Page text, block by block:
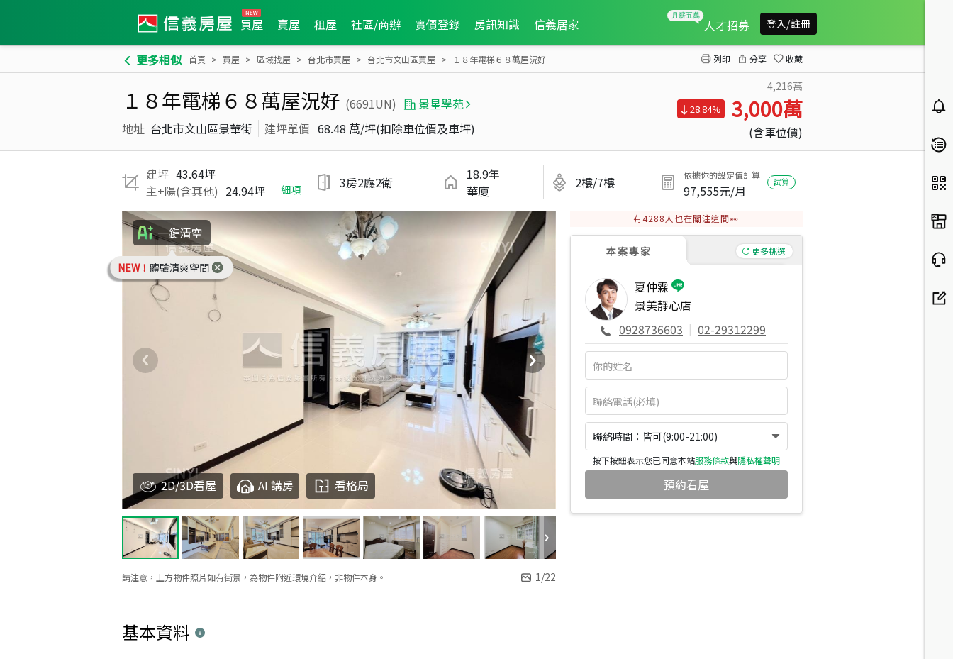
買屋 賣屋 租屋 社區/商辦 實價登錄 房訊知識 信義居家 人才招募 登入/註冊
更多相似 首頁 買屋 區域找屋 台北市買屋 台北市文山區買屋 １８年電梯６８萬屋況好 列印 分享 收藏
１８年電梯６８萬屋況好 (6691UN)
景星學苑
地址 台北市文山區景華街 建坪單價 68.48 萬/坪(扣除車位價及車坪)
4,216萬
28.84% 3,000萬
(含車位價)
建坪 43.64坪
主+陽(含其他) 24.94坪 細項 3房2廳2衛
18.9年
華廈
2樓/7樓 依據你的設定值計算
97,555元/月
試算
一鍵清空
NEW！ 體驗清爽空間
請注意，上方物件照片如有街景，為物件附近環境介紹，非物件本身。 1/22
2D/3D看屋 AI 講房 看格局
有4288 人也在關注這間👀
本案專家 更多挑選
夏仲霖
景美靜心店
0928736603 | 02-29312299
聯絡時間：皆可(9:00-21:00)
按下按鈕表示您已同意本站服務條款與隱私權聲明
預約看屋
基本資料